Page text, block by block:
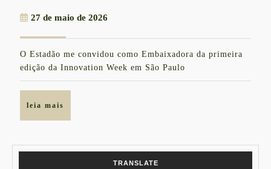
resumo
como
embaixadora
27 de maio de 2026
de
2026
O Estadão me convidou como Embaixadora da primeira
edição da Innovation Week em São Paulo
leia mais
TRANSLATE